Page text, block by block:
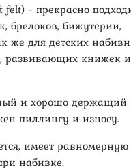
- прекрасно
брелоков, бижутерии,
же для детских
развивающих книжек и
и хорошо держащий
пиллингу и износу.
имеет равномерную
набивке.